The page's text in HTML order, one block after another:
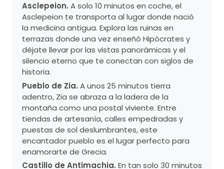
Asclepeion. A solo 10 minutos en coche, el
Asclepeion te transporta al lugar donde nació
la medicina antigua. Explora las ruinas en
terrazas donde una vez enseñó Hipócrates y
déjate llevar por las vistas panorámicas y el
silencio eterno que te conectan con siglos de
historia.
Pueblo de Zia. A unos 25 minutos tierra
adentro, Zia se abraza a la ladera de la
montaña como una postal viviente. Entre
tiendas de artesanía, calles empedradas y
puestas de sol deslumbrantes, este
encantador pueblo es el lugar perfecto para
enamorarte de Grecia.
Castillo de Antimachia. En tan solo 30 minutos